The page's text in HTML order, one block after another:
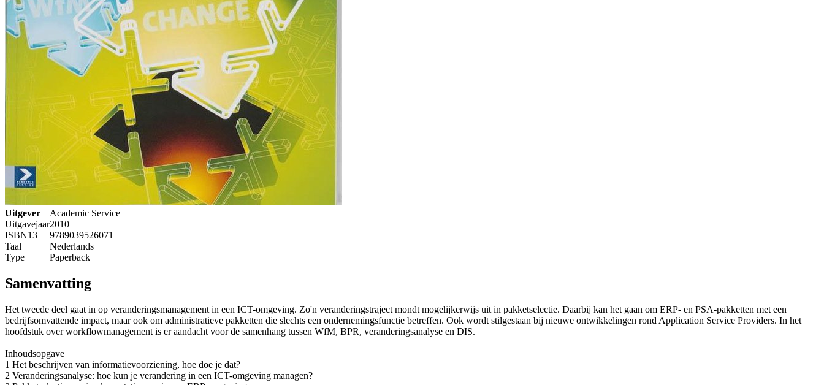
Uitgever
Academic Service
Uitgavejaar2010
ISBN13
9789039526071
Taal
Nederlands
Type
Paperback
Samenvatting
Het tweede deel gaat in op veranderingsmanagement in een ICT-omgeving. Zo'n veranderingstraject mondt mogelijkerwijs uit in pakketselectie. Daarbij kan het gaan om ERP- en PSA-pakketten met een
bedrijfsomvattende impact, maar ook om administratieve pakketten die slechts een ondernemingsfunctie betreffen. Ook wordt stilgestaan bij nieuwe ontwikkelingen rond Application Service Providers. In het
hoofdstuk over workflowmanagement is er aandacht voor de samenhang tussen WfM, BPR, veranderingsanalyse en DIS.
Inhoudsopgave
1 Het beschrijven van informatievoorziening, hoe doe je dat?
2 Veranderingsanalyse: hoe kun je verandering in een ICT-omgeving managen?